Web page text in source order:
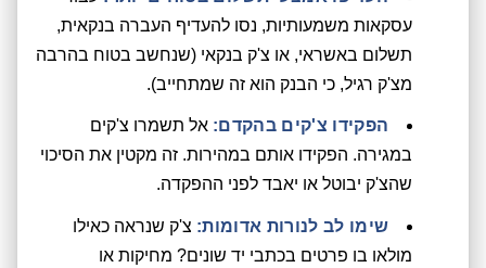
עסקאות משמעותיות, נסו להעדיף העברה בנקאית,
תשלום באשראי, או צ'ק בנקאי (שנחשב בטוח בהרבה
מצ'ק רגיל, כי הבנק הוא זה שמתחייב).
הפקידו צ'קים בהקדם: אל תשמרו צ'קים
במגירה. הפקידו אותם במהירות. זה מקטין את הסיכוי
שהצ'ק יבוטל או יאבד לפני ההפקדה.
שימו לב לנורות אדומות: צ'ק שנראה כאילו
מולאו בו פרטים בכתבי יד שונים? מחיקות או